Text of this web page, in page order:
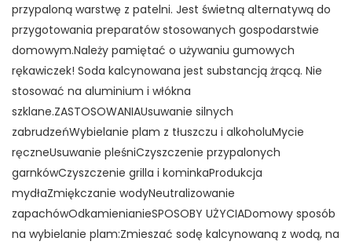
przypaloną warstwę z patelni. Jest świetną alternatywą do
przygotowania preparatów stosowanych gospodarstwie
domowym.Należy pamiętać o używaniu gumowych
rękawiczek! Soda kalcynowana jest substancją żrącą. Nie
stosować na aluminium i włókna
szklane.ZASTOSOWANIAUsuwanie silnych
zabrudzeńWybielanie plam z tłuszczu i alkoholuMycie
ręczneUsuwanie pleśniCzyszczenie przypalonych
garnkówCzyszczenie grilla i kominkaProdukcja
mydłaZmiękczanie wodyNeutralizowanie
zapachówOdkamienianieSPOSOBY UŻYCIADomowy sposób
na wybielanie plam:Zmieszać sodę kalcynowaną z wodą, na